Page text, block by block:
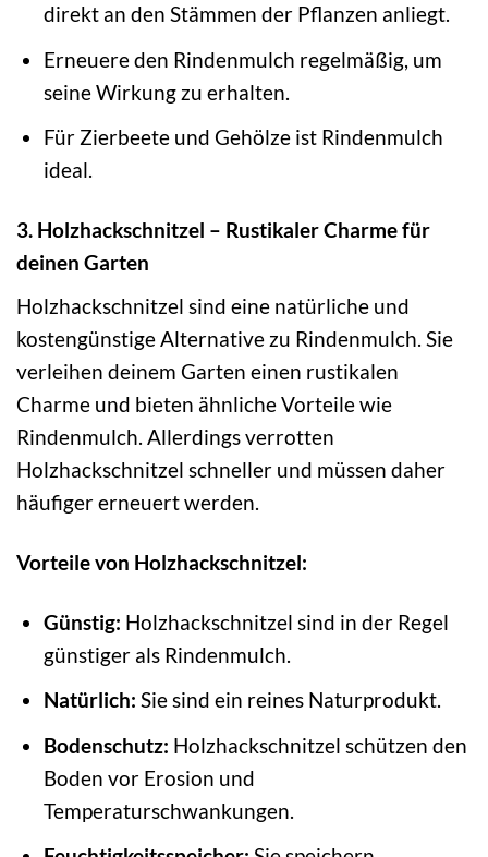
direkt an den Stämmen der Pflanzen anliegt.
Erneuere den Rindenmulch regelmäßig, um
seine Wirkung zu erhalten.
Für Zierbeete und Gehölze ist Rindenmulch
ideal.
3. Holzhackschnitzel – Rustikaler Charme für
deinen Garten
Holzhackschnitzel sind eine natürliche und
kostengünstige Alternative zu Rindenmulch. Sie
verleihen deinem Garten einen rustikalen
Charme und bieten ähnliche Vorteile wie
Rindenmulch. Allerdings verrotten
Holzhackschnitzel schneller und müssen daher
häufiger erneuert werden.
Vorteile von Holzhackschnitzel:
Günstig: Holzhackschnitzel sind in der Regel
günstiger als Rindenmulch.
Natürlich: Sie sind ein reines Naturprodukt.
Bodenschutz: Holzhackschnitzel schützen den
Boden vor Erosion und
Temperaturschwankungen.